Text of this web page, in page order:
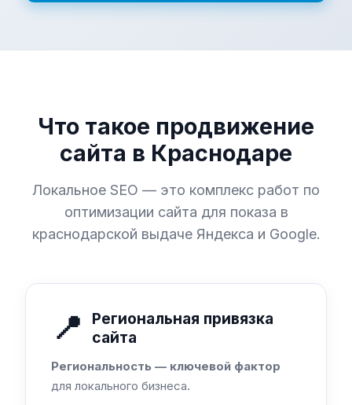
Что такое продвижение
сайта в Краснодаре
Локальное SEO — это комплекс работ по
оптимизации сайта для показа в
краснодарской выдаче Яндекса и Google.
📍
Региональная привязка
сайта
Региональность — ключевой фактор
для локального бизнеса.